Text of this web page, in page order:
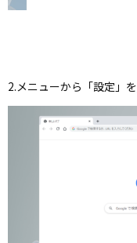
2.メニューから「設定」を